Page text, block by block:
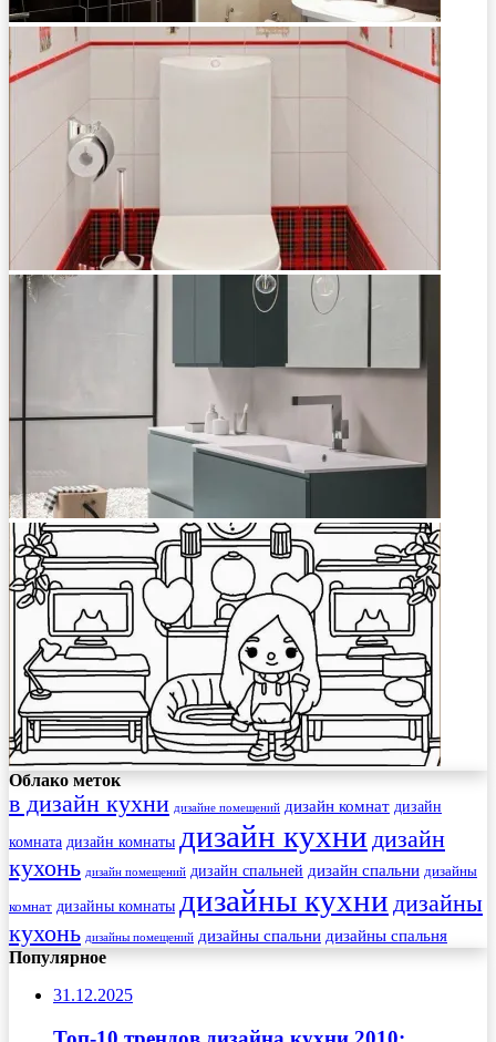
Облако меток
в дизайн кухни дизайне помещений дизайн комнат дизайн
комната дизайн комнаты дизайн кухни дизайн
кухонь дизайн помещений дизайн спальней дизайн спальни дизайны
комнат дизайны комнаты дизайны кухни дизайны
кухонь дизайны помещений дизайны спальни дизайны спальня
Популярное
31.12.2025